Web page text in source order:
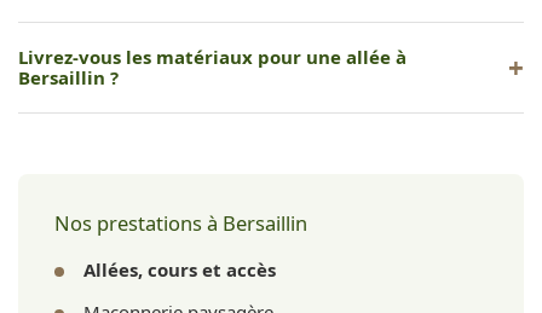
pente, caniveau ou revêtement perméable selon la
Livrez-vous les matériaux pour une allée à
Bersaillin ?
Nos prestations à Bersaillin
Allées, cours et accès